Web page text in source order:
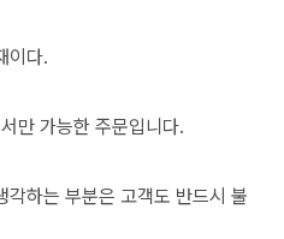
이다.
만 가능한 주문입니다.
하는 부분은 고객도 반드시 불